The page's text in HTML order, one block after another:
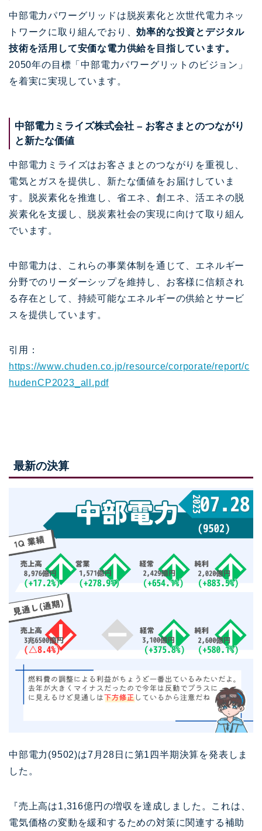
中部電力パワーグリッドは脱炭素化と次世代電力ネッ
トワークに取り組んでおり、効率的な投資とデジタル
技術を活用して安価な電力供給を目指しています。
2050年の目標「中部電力パワーグリットのビジョン」
を着実に実現しています。
中部電力ミライズ株式会社 – お客さまとのつながり
と新たな価値
中部電力ミライズはお客さまとのつながりを重視し、
電気とガスを提供し、新たな価値をお届けしていま
す。脱炭素化を推進し、省エネ、創エネ、活エネの脱
炭素化を支援し、脱炭素社会の実現に向けて取り組ん
でいます。
中部電力は、これらの事業体制を通じて、エネルギー
分野でのリーダーシップを維持し、お客様に信頼され
る存在として、持続可能なエネルギーの供給とサービ
スを提供しています。
引用：
https://www.chuden.co.jp/resource/corporate/report/c
hudenCP2023_all.pdf
最新の決算
中部電力(9502)は7月28日に第1四半期決算を発表しま
した。
『売上高は1,316億円の増収を達成しました。これは、
電気価格の変動を緩和するための対策に関連する補助